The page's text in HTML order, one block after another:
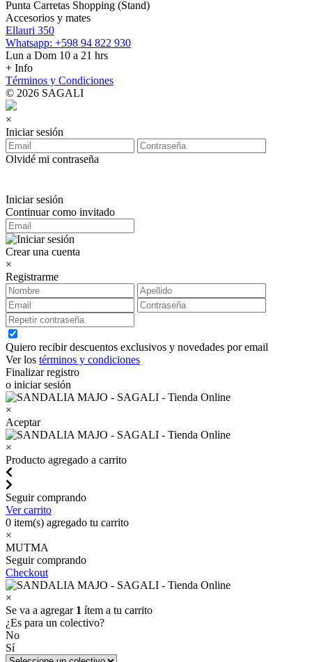
Punta Carretas Shopping (Stand)
Accesorios y mates
Ellauri 350
Whatsapp: +598 94 822 930
Lun a Dom 10 a 21 hrs
+ Info
Términos y Condiciones
© 2026 SAGALI
×
Iniciar sesión
Olvidé mi contraseña
Iniciar sesión
Continuar como invitado
Crear una cuenta
×
Registrarme
Quiero recibir descuentos exclusivos y novedades por email
Ver los términos y condiciones
Finalizar registro
o iniciar sesión
×
Aceptar
×
Producto agregado a carrito
Seguir comprando
Ver carrito
0 item(s) agregado tu carrito
×
MUTMA
Seguir comprando
Checkout
×
Se va a agregar 1 ítem a tu carrito
¿Es para un colectivo?
No
Sí